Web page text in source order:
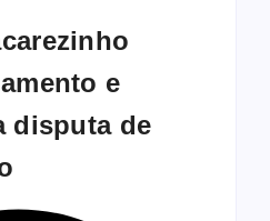
e
disputa de